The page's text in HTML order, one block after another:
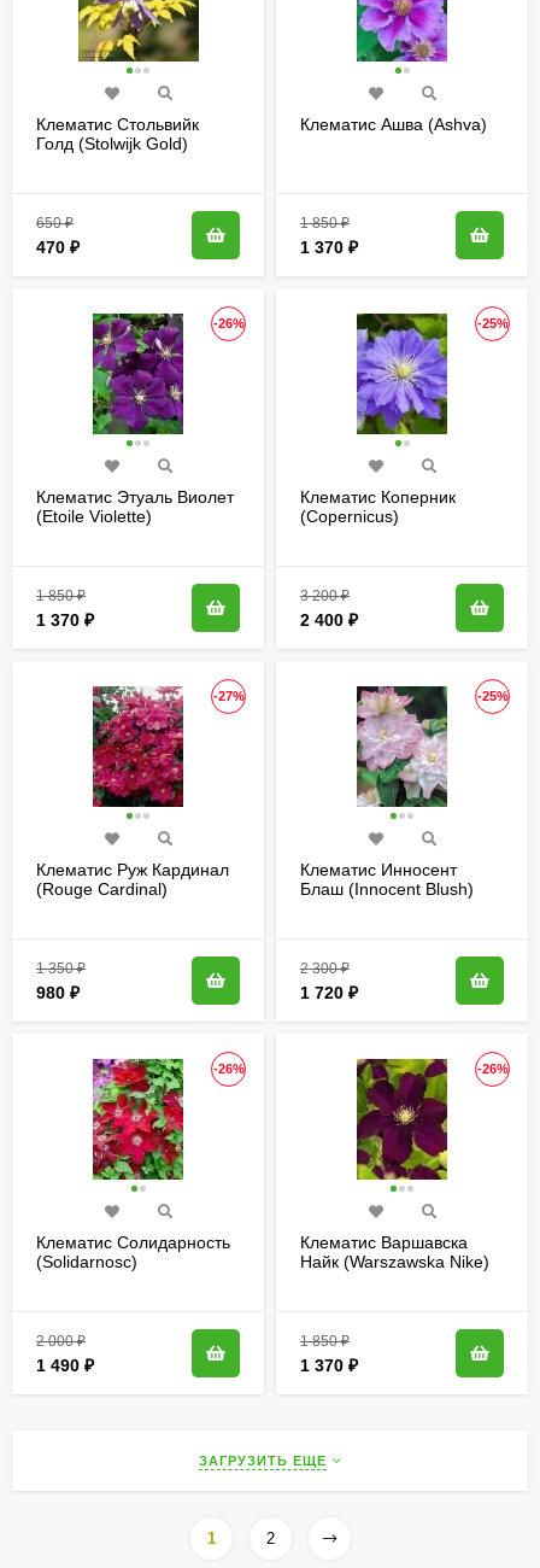
Клематис Стольвийк
Голд (Stolwijk Gold)
650₽
470 ₽
Клематис Ашва (Ashva)
1 850₽
1 370 ₽
-26%
Клематис Этуаль Виолет
(Etoile Violette)
1 850₽
1 370 ₽
-25%
Клематис Коперник
(Copernicus)
3 200₽
2 400 ₽
-27%
Клематис Руж Кардинал
(Rouge Cardinal)
1 350₽
980 ₽
-25%
Клематис Инносент
Блаш (Innocent Blush)
2 300₽
1 720 ₽
-26%
Клематис Солидарность
(Solidarnosc)
2 000₽
1 490 ₽
-26%
Клематис Варшавска
Найк (Warszawska Nike)
1 850₽
1 370 ₽
ЗАГРУЗИТЬ ЕЩЕ
1 2